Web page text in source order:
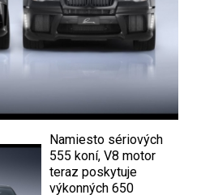
Namiesto sériových
555 koní, V8 motor
teraz poskytuje
výkonných 650